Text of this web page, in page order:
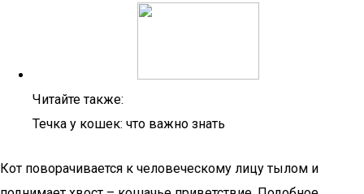
Читайте также:
Течка у кошек: что важно знать
Кот поворачивается к человеческому лицу тылом и